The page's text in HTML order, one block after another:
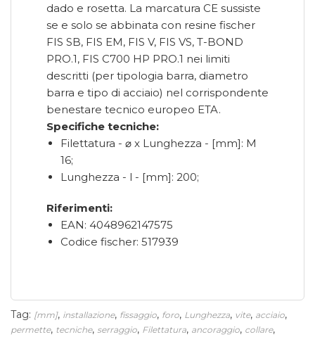
dado e rosetta. La marcatura CE sussiste
se e solo se abbinata con resine fischer
FIS SB, FIS EM, FIS V, FIS VS, T-BOND
PRO.1, FIS C700 HP PRO.1 nei limiti
descritti (per tipologia barra, diametro
barra e tipo di acciaio) nel corrispondente
benestare tecnico europeo ETA.
Specifiche tecniche:
Filettatura - ⌀ x Lunghezza - [mm]: M
16;
Lunghezza - l - [mm]: 200;
Riferimenti:
EAN: 4048962147575
Codice fischer: 517939
Tag: [mm], installazione, fissaggio, foro, Lunghezza, vite, acciaio,
permette, tecniche, serraggio, Filettatura, ancoraggio, collare,